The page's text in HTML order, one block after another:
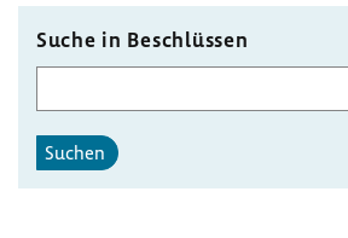
Suche in Beschlüssen
Suchen